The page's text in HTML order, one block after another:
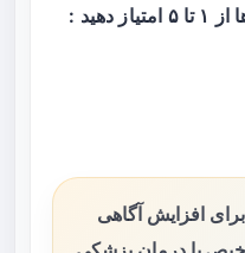
:
افزایش آگاهی